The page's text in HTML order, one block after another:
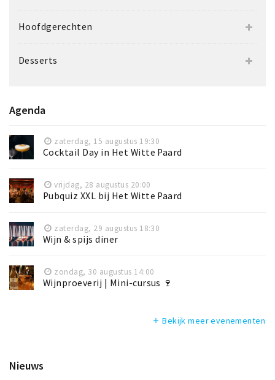
Hoofdgerechten
Desserts
Agenda
zaterdag, 15 augustus 19:30
Cocktail Day in Het Witte Paard
vrijdag, 28 augustus 20:00
Pubquiz XXL bij Het Witte Paard
zaterdag, 29 augustus 18:30
Wijn & spijs diner
zondag, 30 augustus 14:00
Wijnproeverij | Mini-cursus 🍷
add Bekijk meer evenementen
Nieuws